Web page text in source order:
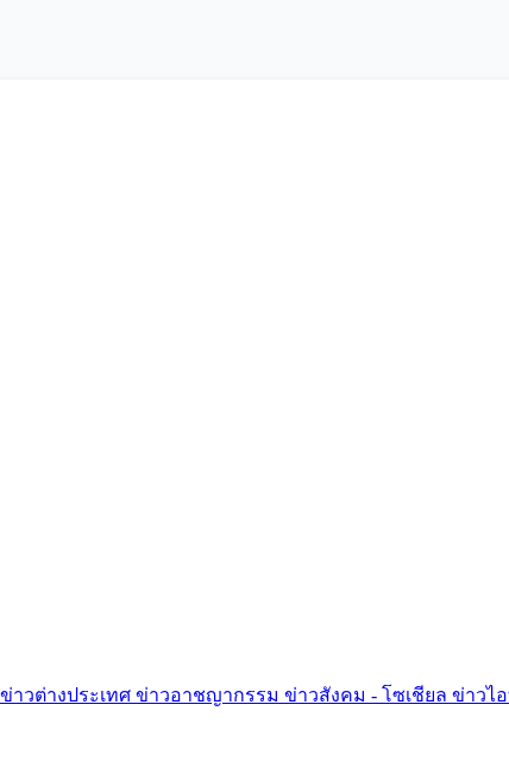
ข่าวต่างประเทศ ข่าวอาชญากรรม ข่าวสังคม - โซเชียล ข่าวไ